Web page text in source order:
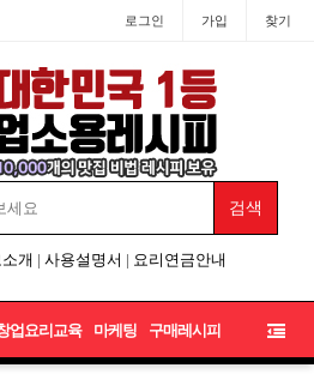
로그인 가입 찾기
개 | 사용설명서 | 요리연금안내
업요리교육 마케팅 구매레시피